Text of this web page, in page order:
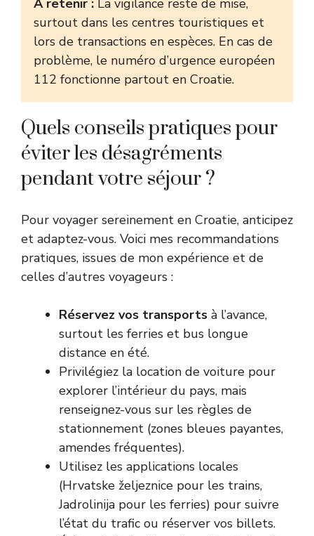
À retenir : La vigilance reste de mise,
surtout dans les centres touristiques et
lors de transactions en espèces. En cas de
problème, le numéro d’urgence européen
112 fonctionne partout en Croatie.
Quels conseils pratiques pour
éviter les désagréments
pendant votre séjour ?
Pour voyager sereinement en Croatie, anticipez
et adaptez-vous. Voici mes recommandations
pratiques, issues de mon expérience et de
celles d’autres voyageurs :
Réservez vos transports à l’avance,
surtout les ferries et bus longue
distance en été.
Privilégiez la location de voiture pour
explorer l’intérieur du pays, mais
renseignez-vous sur les règles de
stationnement (zones bleues payantes,
amendes fréquentes).
Utilisez les applications locales
(Hrvatske željeznice pour les trains,
Jadrolinija pour les ferries) pour suivre
l’état du trafic ou réserver vos billets.